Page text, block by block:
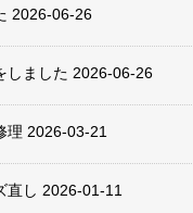
2026-06-26
しました 2026-06-26
理 2026-03-21
直し 2026-01-11